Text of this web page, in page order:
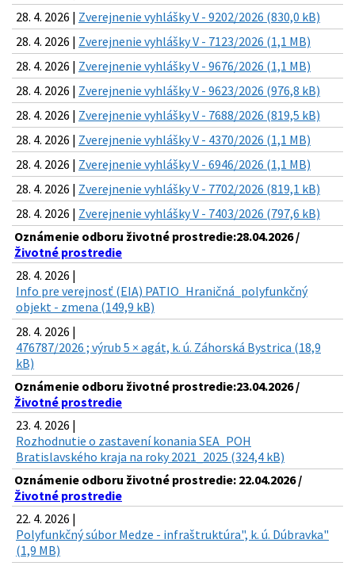
28. 4. 2026 | Zverejnenie vyhlášky V - 9202/2026 (830,0 kB)
28. 4. 2026 | Zverejnenie vyhlášky V - 7123/2026 (1,1 MB)
28. 4. 2026 | Zverejnenie vyhlášky V - 9676/2026 (1,1 MB)
28. 4. 2026 | Zverejnenie vyhlášky V - 9623/2026 (976,8 kB)
28. 4. 2026 | Zverejnenie vyhlášky V - 7688/2026 (819,5 kB)
28. 4. 2026 | Zverejnenie vyhlášky V - 4370/2026 (1,1 MB)
28. 4. 2026 | Zverejnenie vyhlášky V - 6946/2026 (1,1 MB)
28. 4. 2026 | Zverejnenie vyhlášky V - 7702/2026 (819,1 kB)
28. 4. 2026 | Zverejnenie vyhlášky V - 7403/2026 (797,6 kB)
Oznámenie odboru životné prostredie:28.04.2026 /
Životné prostredie
28. 4. 2026 |
Info pre verejnosť (EIA) PATIO_Hraničná_polyfunkčný
objekt - zmena (149,9 kB)
28. 4. 2026 |
476787/2026 ; výrub 5 × agát, k. ú. Záhorská Bystrica (18,9
kB)
Oznámenie odboru životné prostredie:23.04.2026 /
Životné prostredie
23. 4. 2026 |
Rozhodnutie o zastavení konania SEA_POH
Bratislavského kraja na roky 2021_2025 (324,4 kB)
Oznámenie odboru životné prostredie: 22.04.2026 /
Životné prostredie
22. 4. 2026 |
Polyfunkčný súbor Medze - infraštruktúra", k. ú. Dúbravka"
(1,9 MB)